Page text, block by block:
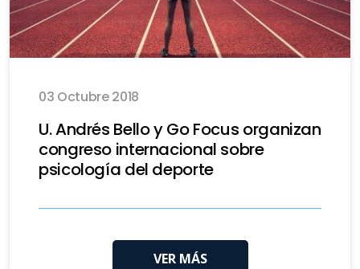
03 Octubre 2018
U. Andrés Bello y Go Focus organizan
congreso internacional sobre
psicología del deporte
VER MÁS